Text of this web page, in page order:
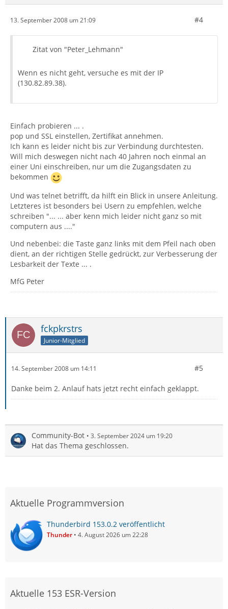
13. September 2008 um 21:09 #4
Zitat von "Peter_Lehmann"
Wenn es nicht geht, versuche es mit der IP
(130.82.89.38).
Einfach probieren ... .
pop und SSL einstellen, Zertifikat annehmen.
Ich kann es leider nicht bis zur Verbindung durchtesten.
Will mich deswegen nicht nach 40 Jahren noch einmal an
einer Uni einschreiben, nur um die Zugangsdaten zu
bekommen
Und was telnet betrifft, da hilft ein Blick in unsere Anleitung.
Letzteres ist besonders bei Usern zu empfehlen, welche
schreiben "... ... aber kenn mich leider nicht ganz so mit
computern aus ...."
Und nebenbei: die Taste ganz links mit dem Pfeil nach oben
dient, an der richtigen Stelle gedrückt, zur Verbesserung der
Lesbarkeit der Texte ... .
MfG Peter
fckpkrstrs
Junior-Mitglied
14. September 2008 um 14:11 #5
Danke beim 2. Anlauf hats jetzt recht einfach geklappt.
Community-Bot 3. September 2024 um 19:20
Hat das Thema geschlossen.
Aktuelle Programmversion
Thunderbird 153.0.2 veröffentlicht
Thunder 4. August 2026 um 22:28
Aktuelle 153 ESR-Version